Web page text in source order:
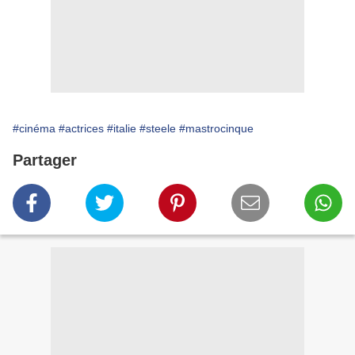
#cinéma #actrices #italie #steele #mastrocinque
Partager